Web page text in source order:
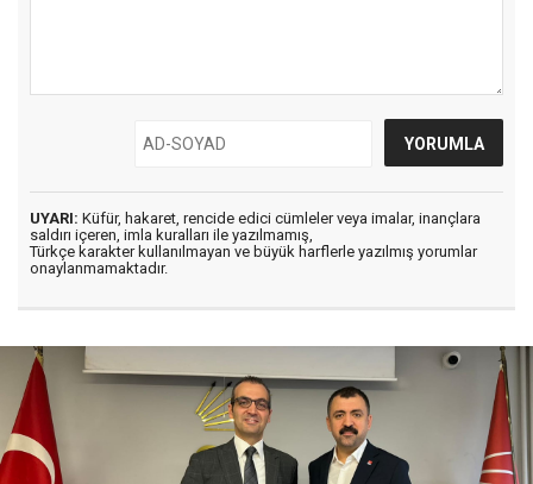
UYARI: Küfür, hakaret, rencide edici cümleler veya imalar, inançlara
saldırı içeren, imla kuralları ile yazılmamış,
Türkçe karakter kullanılmayan ve büyük harflerle yazılmış yorumlar
onaylanmamaktadır.